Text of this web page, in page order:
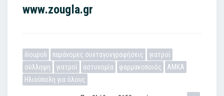
www.zougla.gr
ilioupoli παράνομες συνταγονγραφήσεις
γιατροί
σύλληψη
γιατροί αστυνομία φαρμακοποιός
ΑΜΚΑ
Ηλιούπολη για όλους